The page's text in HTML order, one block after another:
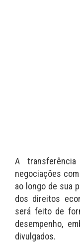
A
negociações
ao longo de sua
dos direitos
será feito de
desempenho,
divulgados.